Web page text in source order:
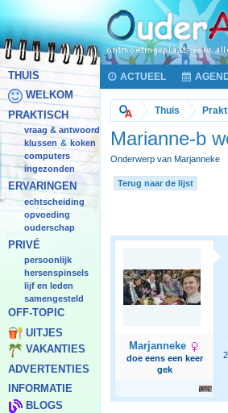
THUIS
WELKOM
PRAKTISCH
vraag & antwoord
klussen & koken
computers
ingezonden
ERVARINGEN
echtscheiding
opvoeding
ouderschap
PRIVÉ
persoonlijk
hersenspinsels
lijf en leden
samengesteld
OFF-TOPIC
UITJES
VAKANTIES
ADVERTENTIES
INFORMATIE
BLOGS
ACTUEEL
Thuis
Marianne-b
Onderwerp van Marjanneke
Terug naar de lijst
Marjanneke
doe eens een keer
gek